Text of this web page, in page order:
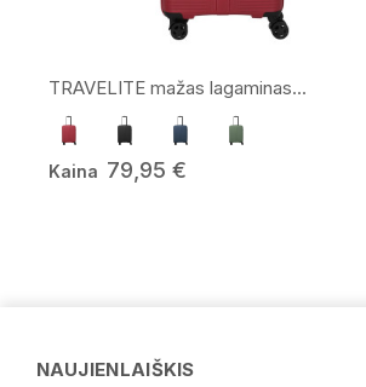
TRAVELITE mažas lagaminas...
Kaina 79,95 €
NAUJIENLAIŠKIS